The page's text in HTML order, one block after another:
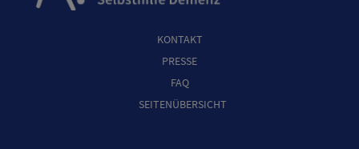
KONTAKT
PRESSE
FAQ
SEITENÜBERSICHT